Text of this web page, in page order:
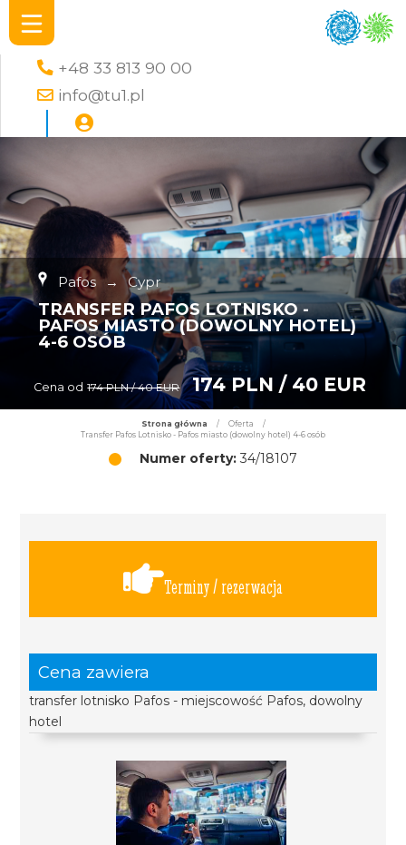
+48 33 813 90 00
info@tu1.pl
Pafos → Cypr
TRANSFER PAFOS LOTNISKO -
PAFOS MIASTO (DOWOLNY HOTEL)
4-6 OSÓB
Cena od 174 PLN / 40 EUR 174 PLN / 40 EUR
Strona główna / Oferta
/
Transfer Pafos Lotnisko - Pafos miasto (dowolny hotel) 4-6 osób
Numer oferty: 34/18107
Terminy / rezerwacja
Cena zawiera
transfer lotnisko Pafos - miejscowość Pafos, dowolny
hotel